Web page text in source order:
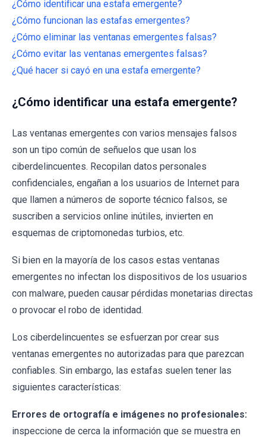
¿Cómo identificar una estafa emergente?
¿Cómo funcionan las estafas emergentes?
¿Cómo eliminar las ventanas emergentes falsas?
¿Cómo evitar las ventanas emergentes falsas?
¿Qué hacer si cayó en una estafa emergente?
¿Cómo identificar una estafa emergente?
Las ventanas emergentes con varios mensajes falsos
son un tipo común de señuelos que usan los
ciberdelincuentes. Recopilan datos personales
confidenciales, engañan a los usuarios de Internet para
que llamen a números de soporte técnico falsos, se
suscriben a servicios online inútiles, invierten en
esquemas de criptomonedas turbios, etc.
Si bien en la mayoría de los casos estas ventanas
emergentes no infectan los dispositivos de los usuarios
con malware, pueden causar pérdidas monetarias directas
o provocar el robo de identidad.
Los ciberdelincuentes se esfuerzan por crear sus
ventanas emergentes no autorizadas para que parezcan
confiables. Sin embargo, las estafas suelen tener las
siguientes características:
Errores de ortografía e imágenes no profesionales:
inspeccione de cerca la información que se muestra en